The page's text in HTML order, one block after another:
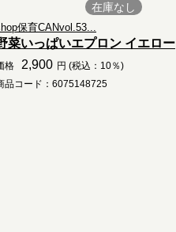
在庫なし
保育CANvol.53...
菜いっぱいエプロン イエロー
格 2,900 円 (税込：10％)
品コード：6075148725